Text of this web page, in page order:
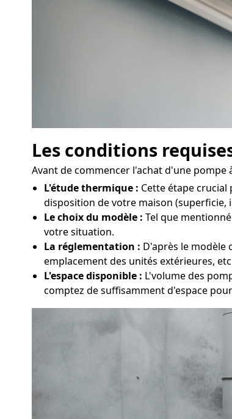
Les conditions
Avant de commencer l'achat d'une pompe
L'étude thermique : Cette étape
disposition de votre maison (superficie,
Le choix du modèle : Tel que
votre situation.
La réglementation : D'après le modèle
emplacement des unités extérieures,
L'espace disponible : L'volume des
comptez de suffisamment d'espace